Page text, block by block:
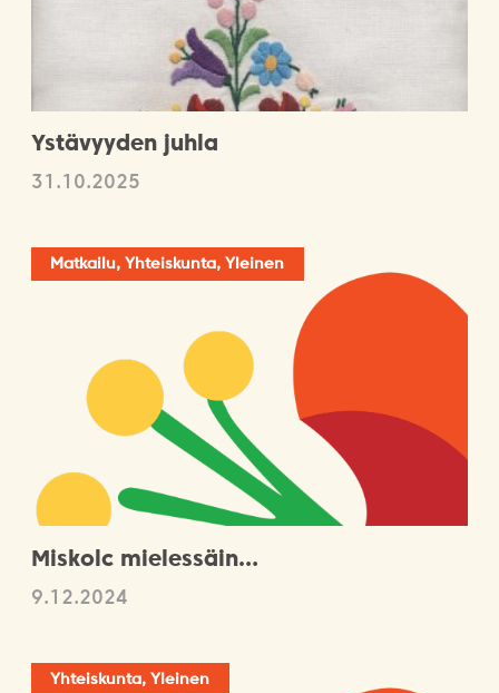
Ystävyyden juhla
31.10.2025
Matkailu, Yhteiskunta, Yleinen
Miskolc mielessäin…
9.12.2024
Yhteiskunta, Yleinen